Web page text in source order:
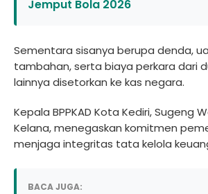
Jemput Bola 2026
Sementara sisanya berupa denda,
tambahan, serta biaya perkara dari
lainnya disetorkan ke kas negara.
Kepala BPPKAD Kota Kediri, Sugeng
Kelana, menegaskan komitmen
menjaga integritas tata kelola
BACA JUGA: